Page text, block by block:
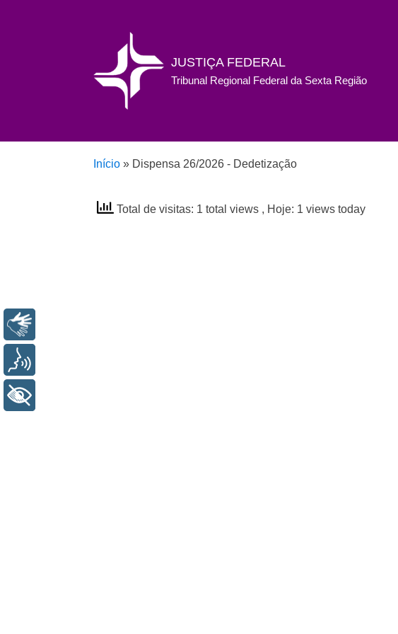
JUSTIÇA FEDERAL
Tribunal Regional Federal da Sexta Região
Início » Dispensa 26/2026 - Dedetização
Total de visitas: 1 total views , Hoje: 1 views today